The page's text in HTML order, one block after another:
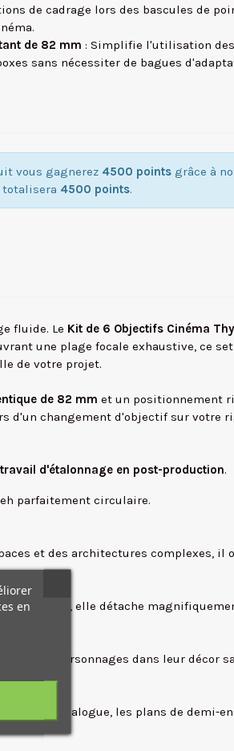
de cadrage lors des bascules de
de 82 mm : Simplifie l'utilisation
sans nécessiter de bagues
vous gagnerez 4500 points grâce à
totalisera 4500 points.
fluide. Le Kit de 6 Objectifs Cinéma
une plage focale exhaustive, ce
de votre projet.
de 82 mm et un positionnement
d'un changement d'objectif sur votre
d'étalonnage en post-production.
parfaitement circulaire.
et des architectures complexes, il
elle détache
les personnages dans leur décor
de dialogue, les plans de demi-
en